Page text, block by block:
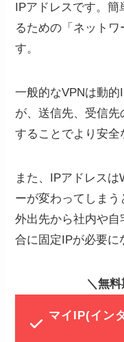
IPアドレスです。
るための「ネット
す。
一般的なVPNは動
が、送信先、受信
することでより安全
また、IPアドレス
ーが変わってしまう
外出先から社内や
合に固定IPが必要に
＼無
マイIP(イン